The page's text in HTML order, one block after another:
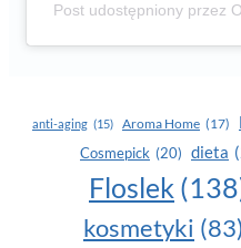
Post udostępniony przez
anti-aging (15) Aroma Home (17)
Cosmepick (20) dieta
Floslek
kosmetyki (83)